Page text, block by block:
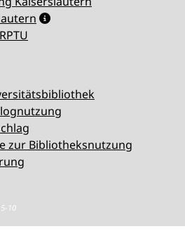
zur Bibliotheksnutzung
10